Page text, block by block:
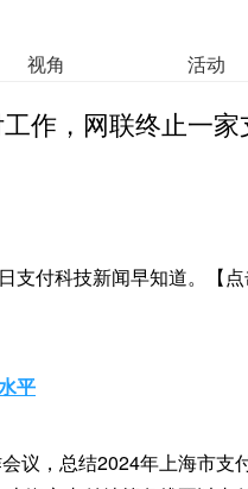
视角 活动
作，网联终止一
支付科技新闻早知道。【
平
议，总结2024年上海市支